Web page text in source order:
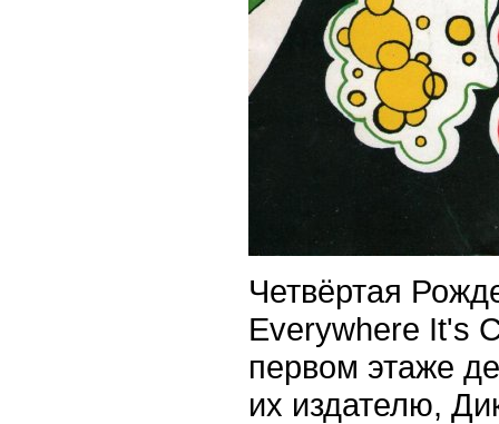
Четвёртая
Everywhere It's
первом этаже
их издателю,